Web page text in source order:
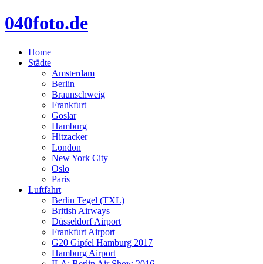
040foto.de
Home
Städte
Amsterdam
Berlin
Braunschweig
Frankfurt
Goslar
Hamburg
Hitzacker
London
New York City
Oslo
Paris
Luftfahrt
Berlin Tegel (TXL)
British Airways
Düsseldorf Airport
Frankfurt Airport
G20 Gipfel Hamburg 2017
Hamburg Airport